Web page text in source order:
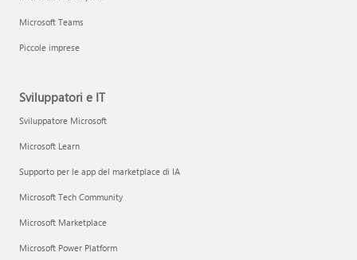
Microsoft Teams
Piccole imprese
Sviluppatori e IT
Sviluppatore Microsoft
Microsoft Learn
Supporto per le app del marketplace di IA
Microsoft Tech Community
Microsoft Marketplace
Microsoft Power Platform